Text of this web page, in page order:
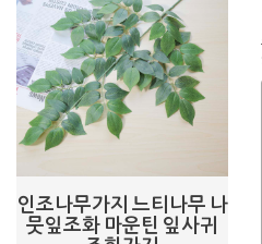
인조나무가지 느티나무 나
뭇잎조화 마운틴 잎사귀